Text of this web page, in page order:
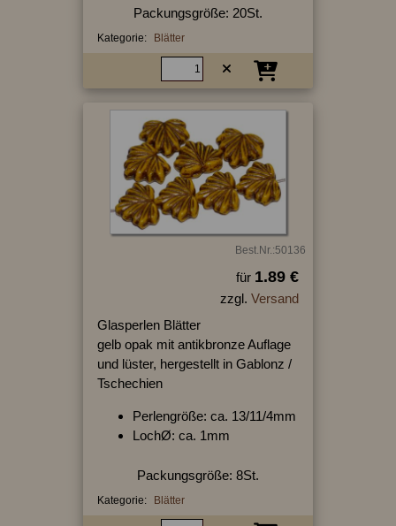
Packungsgröße: 20St.
Kategorie: Blätter
Best.Nr.:50136
für 1.89 €
zzgl. Versand
Glasperlen Blätter
gelb opak mit antikbronze Auflage
und lüster, hergestellt in Gablonz /
Tschechien
Perlengröße: ca. 13/11/4mm
LochØ: ca. 1mm
Packungsgröße: 8St.
Kategorie: Blätter